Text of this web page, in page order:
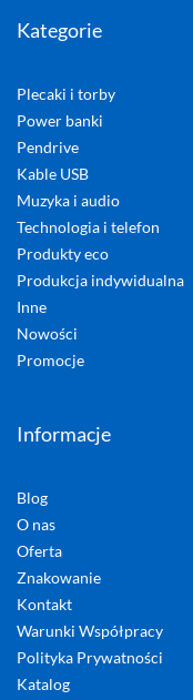
Kategorie
Plecaki i torby
Power banki
Pendrive
Kable USB
Muzyka i audio
Technologia i telefon
Produkty eco
Produkcja indywidualna
Inne
Nowości
Promocje
Informacje
Blog
O nas
Oferta
Znakowanie
Kontakt
Warunki Współpracy
Polityka Prywatności
Katalog